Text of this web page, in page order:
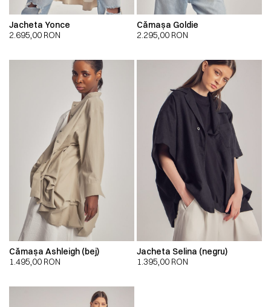
Jacheta Yonce
2.695,00 RON
Cămașa Goldie
2.295,00 RON
Cămașa Ashleigh (bej)
1.495,00 RON
Jacheta Selina (negru)
1.395,00 RON